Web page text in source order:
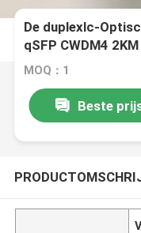
De duplexlc-
qSFP CWDM4
MOQ：1
Beste